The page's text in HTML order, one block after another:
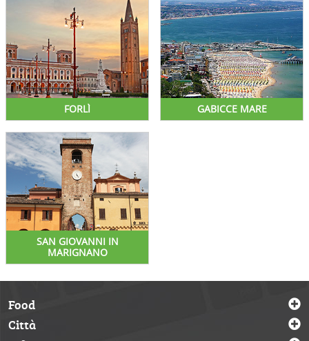
FORLÌ GABICCE MARE
SAN GIOVANNI IN
MARIGNANO
Food
Città